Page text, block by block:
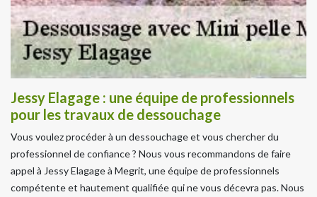
Jessy Elagage : une équipe de professionnels
pour les travaux de dessouchage
Vous voulez procéder à un dessouchage et vous chercher du
professionnel de confiance ? Nous vous recommandons de faire
appel à Jessy Elagage à Megrit, une équipe de professionnels
compétente et hautement qualifiée qui ne vous décevra pas. Nous